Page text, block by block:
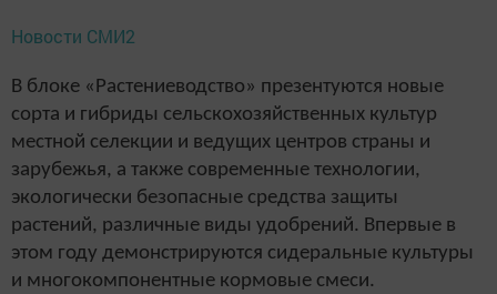
Новости СМИ2
В блоке «Растениеводство» презентуются новые
сорта и гибриды сельскохозяйственных культур
местной селекции и ведущих центров страны и
зарубежья, а также современные технологии,
экологически безопасные средства защиты
растений, различные виды удобрений. Впервые в
этом году демонстрируются сидеральные культуры
и многокомпонентные кормовые смеси.